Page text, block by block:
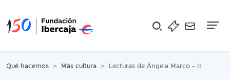
Qué hacemos Más cultura Lecturas de Ángela Marco - II